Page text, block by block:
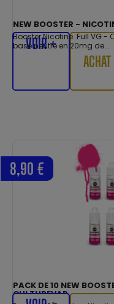
NEW BOOSTER -
Booster Nicotine Full VG -
base neutre en 20mg de...
VOIR +
PACK DE 10 NEW
CULTUREVAP
8,90 €